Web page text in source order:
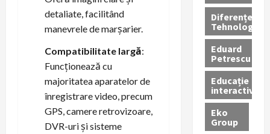
detaliate, facilitând
manevrele de marșarier.
Compatibilitate largă:
Funcționează cu
majoritatea aparatelor de
înregistrare video, precum
GPS, camere retrovizoare,
DVR-uri și sisteme
Diferențe
Tehnologice
Eduard
Petrescu
Educație
interactivă
Eko
Group